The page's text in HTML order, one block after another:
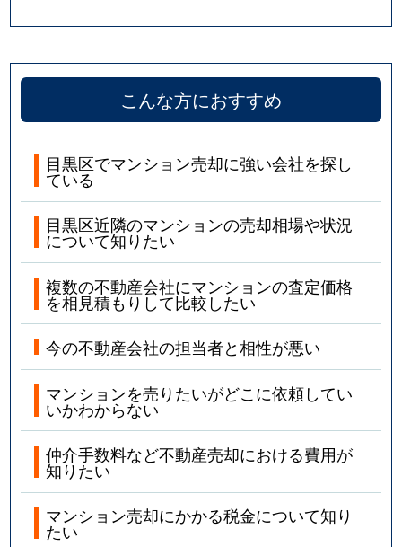
中目黒
8,200万円 中目黒
徒歩
8,900万円 中目黒
中目黒
中目黒
8,600万円 中目黒
徒歩
中目黒
14,000万円
徒歩
中目黒
2,900万円 中目黒
徒歩5
中目黒
6,100万円 中目黒
中目黒
8,600万円 目黒
徒歩
中目黒
4,000万円 祐天寺
徒歩7
原町
3,300万円 西小山
徒歩3
東が丘
こんな方におすすめ
目黒区でマンション売却に強い会社を探し
ている
目黒区近隣のマンションの売却相場や状況
について知りたい
複数の不動産会社にマンションの査定価格
を相見積もりして比較したい
今の不動産会社の担当者と相性が悪い
マンションを売りたいがどこに依頼してい
いかわからない
仲介手数料など不動産売却における費用が
知りたい
マンション売却にかかる税金について知り
たい